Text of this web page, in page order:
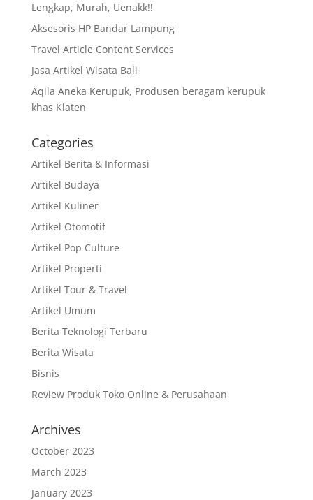
Lengkap, Murah, Uenakk!!
Aksesoris HP Bandar Lampung
Travel Article Content Services
Jasa Artikel Wisata Bali
Aqila Aneka Kerupuk, Produsen beragam kerupuk
khas Klaten
Categories
Artikel Berita & Informasi
Artikel Budaya
Artikel Kuliner
Artikel Otomotif
Artikel Pop Culture
Artikel Properti
Artikel Tour & Travel
Artikel Umum
Berita Teknologi Terbaru
Berita Wisata
Bisnis
Review Produk Toko Online & Perusahaan
Archives
October 2023
March 2023
January 2023